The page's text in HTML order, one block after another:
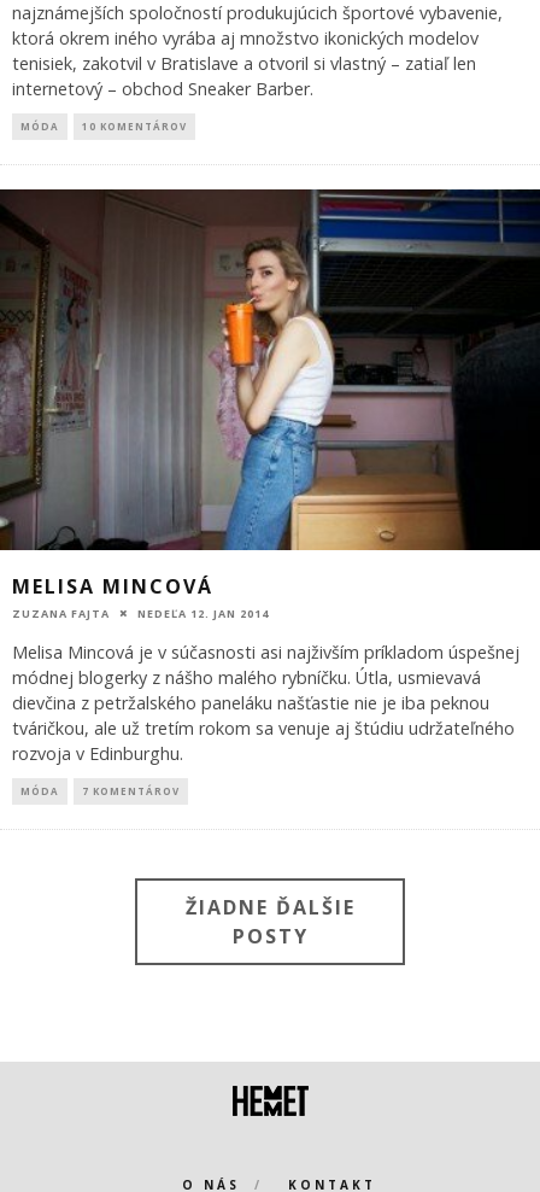
najznámejších spoločností produkujúcich športové vybavenie,
ktorá okrem iného vyrába aj množstvo ikonických modelov
tenisiek, zakotvil v Bratislave a otvoril si vlastný – zatiaľ len
internetový – obchod Sneaker Barber.
MÓDA 10 KOMENTÁROV
MELISA MINCOVÁ
ZUZANA FAJTA NEDEĽA 12. JAN 2014
Melisa Mincová je v súčasnosti asi najživším príkladom úspešnej
módnej blogerky z nášho malého rybníčku. Útla, usmievavá
dievčina z petržalského paneláku našťastie nie je iba peknou
tváričkou, ale už tretím rokom sa venuje aj štúdiu udržateľného
rozvoja v Edinburghu.
MÓDA 7 KOMENTÁROV
ŽIADNE ĎALŠIE
POSTY
O NÁS KONTAKT